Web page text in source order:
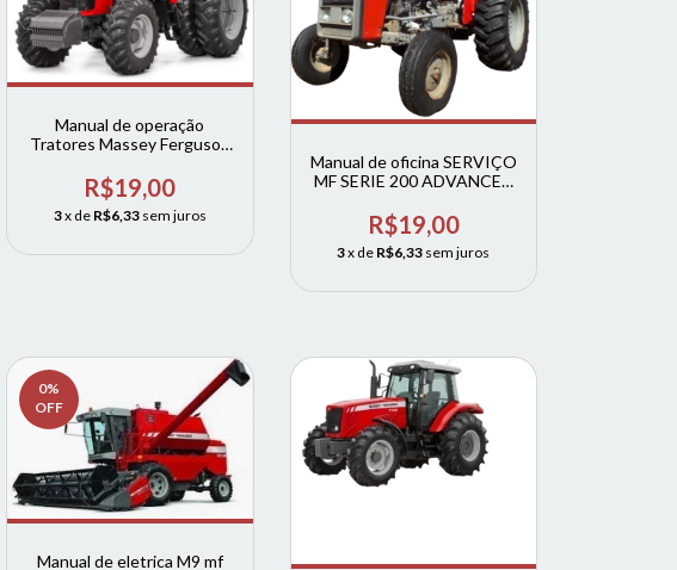
Manual de operação
Tratores Massey Ferguson
codigos de erros
R$19,00
3x de R$6,33 sem juros
Manual de oficina SERVIÇO
MF SERIE 200 ADVANCED
297 299
R$19,00
3x de R$6,33 sem juros
0%
OFF
Manual de eletrica M9 mf